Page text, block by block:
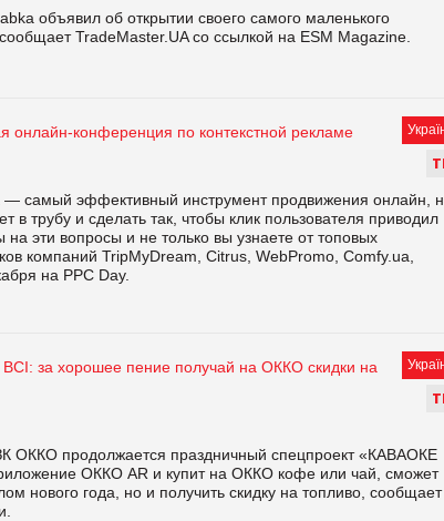
объявил об открытии своего самого маленького
TradeMaster.UA со ссылкой на ESM Magazine.
Т
онлайн-конференция по контекстной рекламе
— самый эффективный инструмент продвижения онлайн,
в трубу и сделать так, чтобы клик пользователя приводил
на эти вопросы и не только вы узнаете от топовых
компаний TripMyDream, Citrus, WebPromo, Comfy.ua,
на PPC Day.
Т
за хорошее пение получай на ОККО скидки на
ОККО продолжается праздничный спецпроект «КАВАОКЕ
ОККО AR и купит на ОККО кофе или чай, сможет
нового года, но и получить скидку на топливо, сообщает